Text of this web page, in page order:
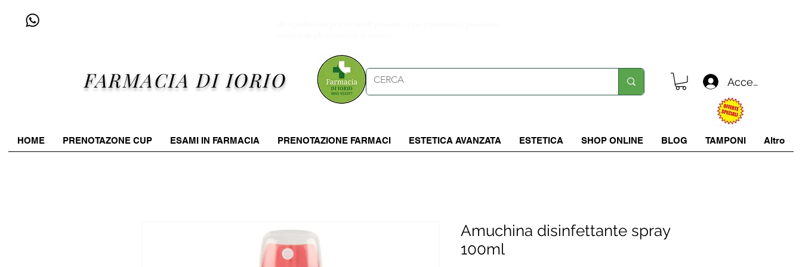
FARMACIA DI IORIO Accedi
HOME PRENOTAZONE CUP ESAMI IN FARMACIA PRENOTAZIONE FARMACI ESTETICA AVANZATA ESTETICA SHOP ONLINE BLOG TAMPONI Altro
Amuchina disinfettante spray
100ml